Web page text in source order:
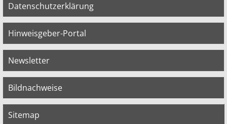
Datenschutzerklärung
Hinweisgeber-Portal
Newsletter
Bildnachweise
Sitemap